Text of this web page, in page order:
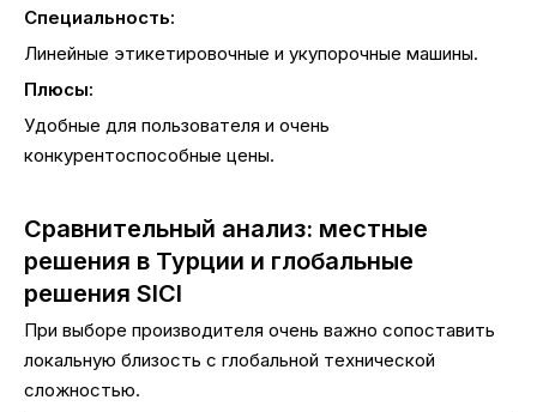
Специальность:
Линейные этикетировочные и укупорочные машины.
Плюсы:
Удобные для пользователя и очень
конкурентоспособные цены.
Сравнительный анализ: местные
решения в Турции и глобальные
решения SICI
При выборе производителя очень важно сопоставить
локальную близость с глобальной технической
сложностью.